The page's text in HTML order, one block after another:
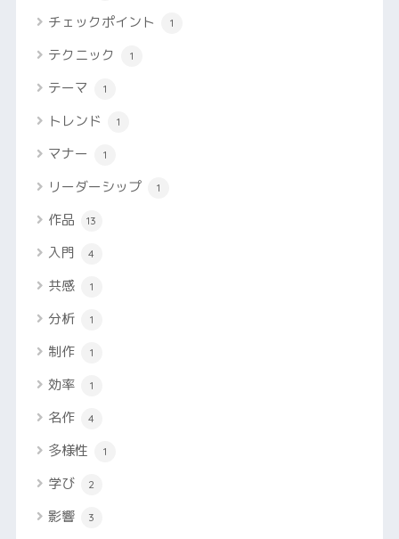
チェックポイント 1
テクニック 1
テーマ 1
トレンド 1
マナー 1
リーダーシップ 1
作品 13
入門 4
共感 1
分析 1
制作 1
効率 1
名作 4
多様性 1
学び 2
影響 3